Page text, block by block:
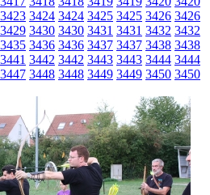
3423 3424 3424 3425 3425 3426 3426
3429 3430 3430 3431 3431 3432 3432
3435 3436 3436 3437 3437 3438 3438
3441 3442 3442 3443 3443 3444 3444
3447 3448 3448 3449 3449 3450 3450